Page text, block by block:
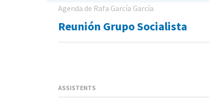
Agenda de Rafa García García
Reunión Grupo Socialista
ASSISTENTS